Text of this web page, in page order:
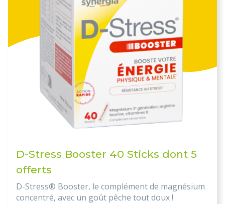
D-Stress Booster 40 Sticks dont 5
offerts
D-Stress® Booster, le complément de magnésium
concentré, avec un goût pêche tout doux !